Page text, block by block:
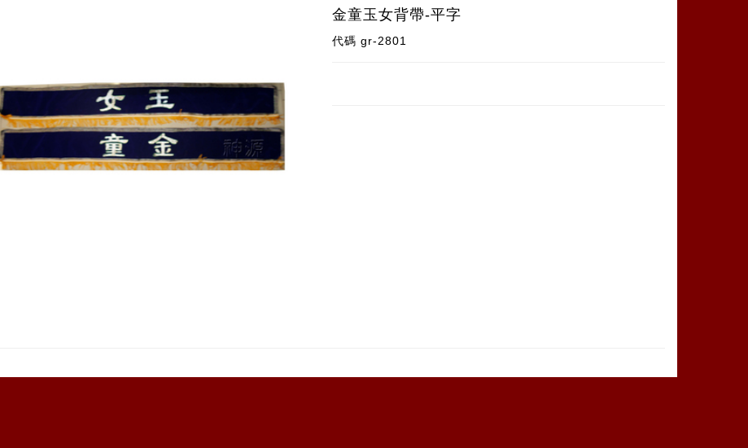
金童玉女背帶-平字
代碼gr-2801